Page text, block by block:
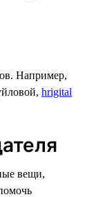
Например,
hrigital
вещи,